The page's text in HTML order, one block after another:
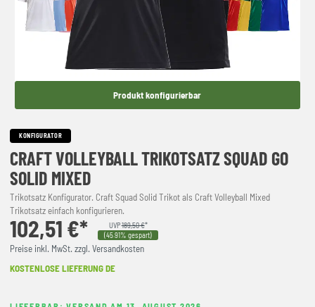
Produkt konfigurierbar
KONFIGURATOR
CRAFT VOLLEYBALL TRIKOTSATZ SQUAD GO
SOLID MIXED
Trikotsatz Konfigurator. Craft Squad Solid Trikot als Craft Volleyball Mixed
Trikotsatz einfach konfigurieren.
102,51 €* UVP189,50 €*
(45.91% gespart)
Preise inkl. MwSt. zzgl. Versandkosten
KOSTENLOSE LIEFERUNG DE